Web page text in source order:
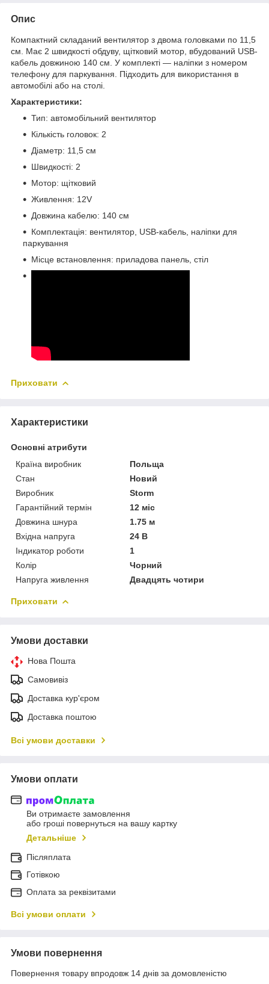
Опис
Компактний складаний вентилятор з двома головками по 11,5
см. Має 2 швидкості обдуву, щітковий мотор, вбудований USB-
кабель довжиною 140 см. У комплекті — наліпки з номером
телефону для паркування. Підходить для використання в
автомобілі або на столі.
Характеристики:
Тип: автомобільний вентилятор
Кількість головок: 2
Діаметр: 11,5 см
Швидкості: 2
Мотор: щітковий
Живлення: 12V
Довжина кабелю: 140 см
Комплектація: вентилятор, USB-кабель, наліпки для
паркування
Місце встановлення: приладова панель, стіл
Приховати
Характеристики
Основні атрибути
Країна виробник
Польща
Стан
Новий
Виробник
Storm
Гарантійний термін
12 міс
Довжина шнура
1.75 м
Вхідна напруга
24 В
Індикатор роботи
1
Колір
Чорний
Напруга живлення
Двадцять чотири
Приховати
Умови доставки
Нова Пошта
Самовивіз
Доставка кур'єром
Доставка поштою
Всі умови доставки
Умови оплати
Ви отримаєте замовлення
або гроші повернуться на вашу картку
Детальніше
Післяплата
Готівкою
Оплата за реквізитами
Всі умови оплати
Умови повернення
Повернення товару впродовж 14 днів за домовленістю